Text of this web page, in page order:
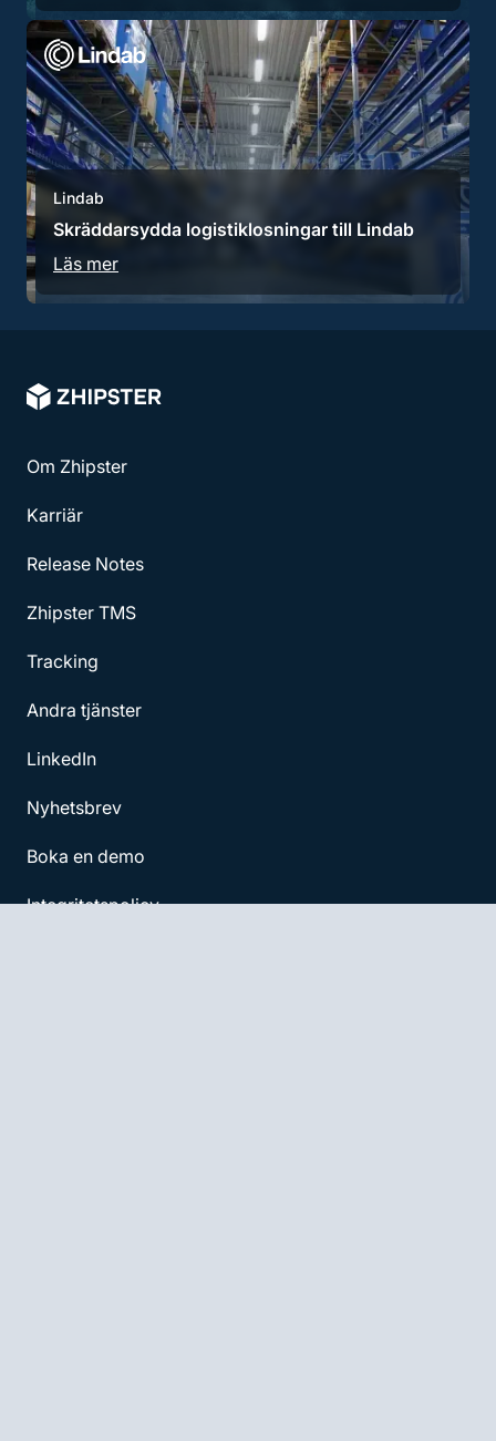
Lindab
Skräddarsydda logistiklosningar till Lindab
Läs mer
Om Zhipster
Karriär
Release Notes
Zhipster TMS
Tracking
Andra tjänster
LinkedIn
Nyhetsbrev
Boka en demo
Integritetspolicy